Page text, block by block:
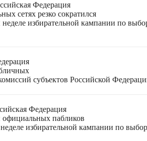
Федерация
сетях резко сократился
избирательной кампании по
субъектов Российской
Федерация
пабликов
избирательной кампании по